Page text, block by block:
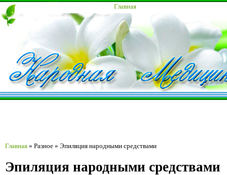
Главная
Главная » Разное » Эпиляция народными средствами
Эпиляция народными средствами